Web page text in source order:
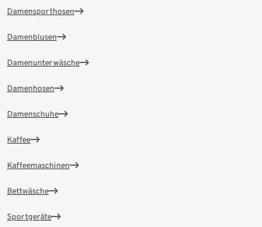
Damensporthosen
Damenblusen
Damenunterwäsche
Damenhosen
Damenschuhe
Kaffee
Kaffeemaschinen
Bettwäsche
Sportgeräte